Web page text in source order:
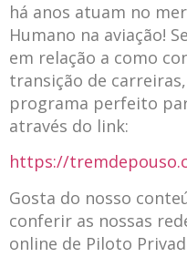
há anos atuam no
Humano na aviação!
em relação a como
transição de carreiras,
programa perfeito
através do link:
https://
Gosta do nosso
conferir as nossas
online de Piloto